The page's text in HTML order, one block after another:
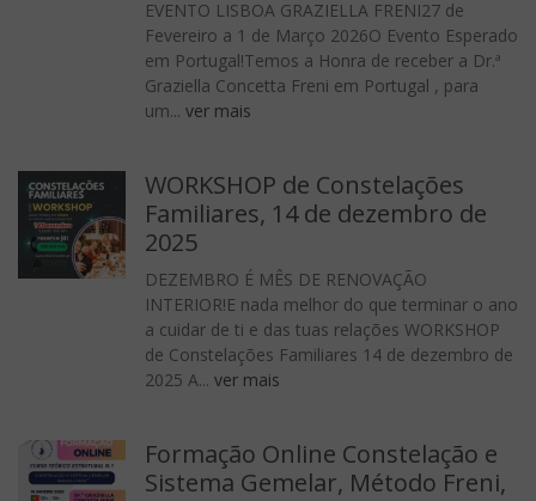
EVENTO LISBOA GRAZIELLA FRENI27 de
Fevereiro a 1 de Março 2026O Evento Esperado
em Portugal!Temos a Honra de receber a Dr.ª
Graziella Concetta Freni em Portugal , para
um... ver mais
WORKSHOP de Constelações
Familiares, 14 de dezembro de
2025
DEZEMBRO É MÊS DE RENOVAÇÃO
INTERIOR!E nada melhor do que terminar o ano
a cuidar de ti e das tuas relações WORKSHOP
de Constelações Familiares 14 de dezembro de
2025 A... ver mais
Formação Online Constelação e
Sistema Gemelar, Método Freni,